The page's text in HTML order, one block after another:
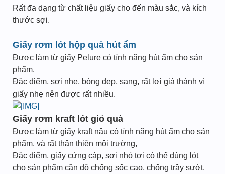
Rất đa dạng từ chất liệu giấy cho đến màu sắc, và kích
thước sợi.
Giấy rơm lót hộp quà hút ẩm
Được làm từ giấy Pelure có tính năng hút ẩm cho sản
phẩm.
Đặc điểm, sợi nhẹ, bóng đẹp, sang, rất lợi giá thành vì
giấy nhẹ nên được rất nhiều.
Giấy rơm kraft lót giỏ quà
Được làm từ giấy kraft nâu có tính năng hút ẩm cho sản
phẩm. và rất thân thiện môi trường,
Đặc điểm, giấy cứng cáp, sợi nhỏ tơi có thể dùng lót
cho sản phẩm cần độ chống sốc cao, chống trầy sướt.